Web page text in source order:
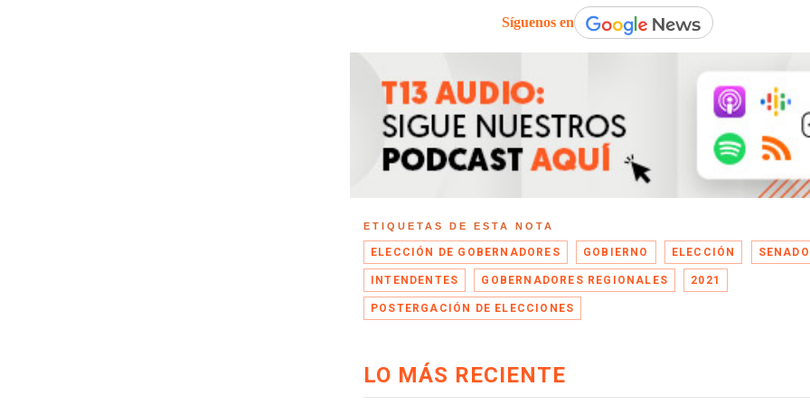
Síguenos en
ETIQUETAS DE ESTA NOTA
ELECCIÓN DE GOBERNADORES GOBIERNO ELECCIÓN
INTENDENTES GOBERNADORES REGIONALES 2021
POSTERGACIÓN DE ELECCIONES
LO MÁS RECIENTE